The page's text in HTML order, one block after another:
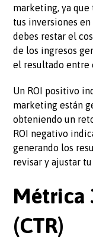
marketing, ya
tus inversiones
debes restar el
de los ingresos
el resultado entre
Un ROI positivo
marketing están
obteniendo un
ROI negativo
generando los
revisar y ajustar
Métrica
(CTR)